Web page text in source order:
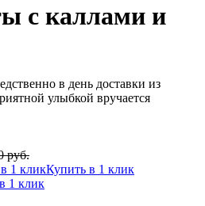
с каллами и
в день доставки из
улыбкой вручается
руб.
Купить в 1 клик
1 клик